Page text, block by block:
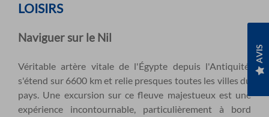
AVIS
LOISIRS
Naviguer sur le Nil
Véritable artère vitale de l'Égypte depuis l'Antiquité,
s'étend sur 6600 km et relie presques toutes les villes du
pays. Une excursion sur ce fleuve majestueux est une
expérience incontournable, particulièrement à bord